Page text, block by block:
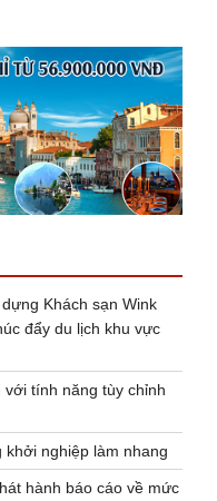
Khách sạn Wink
đẩy du lịch khu vực
với tính năng tùy chỉnh
khởi nghiệp làm nhang
hành báo cáo về mức